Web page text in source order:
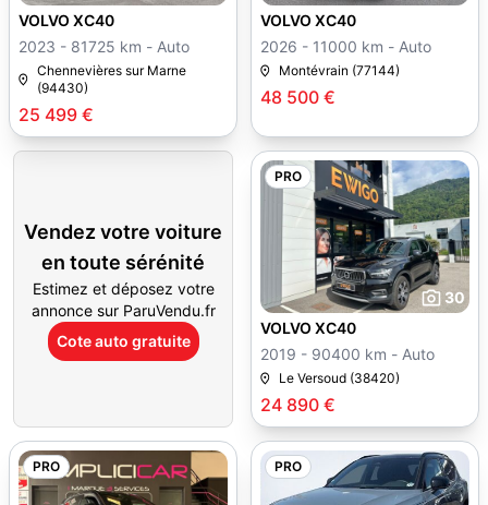
25 499 €
VOLVO XC40
2023 - 81725 km - Auto
Chennevières sur Marne
(94430)
48 500 €
VOLVO XC40
2026 - 11000 km - Auto
Montévrain (77144)
Vendez votre voiture
en toute sérénité
Estimez et déposez votre
annonce sur ParuVendu.fr
Cote auto gratuite
PRO
30
24 890 €
VOLVO XC40
2019 - 90400 km - Auto
Le Versoud (38420)
PRO PRO